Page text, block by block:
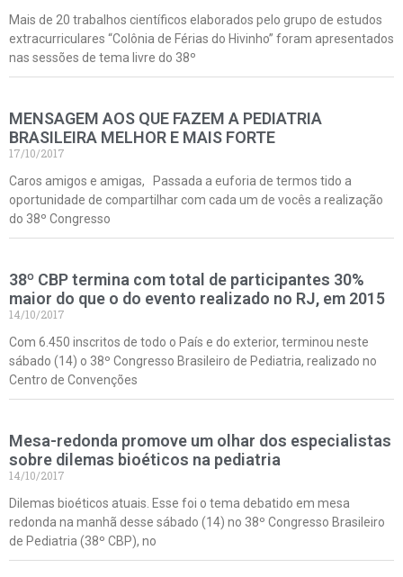
Mais de 20 trabalhos científicos elaborados pelo grupo de estudos
extracurriculares “Colônia de Férias do Hivinho” foram apresentados
nas sessões de tema livre do 38º
MENSAGEM AOS QUE FAZEM A PEDIATRIA
BRASILEIRA MELHOR E MAIS FORTE
17/10/2017
Caros amigos e amigas, Passada a euforia de termos tido a
oportunidade de compartilhar com cada um de vocês a realização
do 38º Congresso
38º CBP termina com total de participantes 30%
maior do que o do evento realizado no RJ, em 2015
14/10/2017
Com 6.450 inscritos de todo o País e do exterior, terminou neste
sábado (14) o 38º Congresso Brasileiro de Pediatria, realizado no
Centro de Convenções
Mesa-redonda promove um olhar dos especialistas
sobre dilemas bioéticos na pediatria
14/10/2017
Dilemas bioéticos atuais. Esse foi o tema debatido em mesa
redonda na manhã desse sábado (14) no 38º Congresso Brasileiro
de Pediatria (38º CBP), no